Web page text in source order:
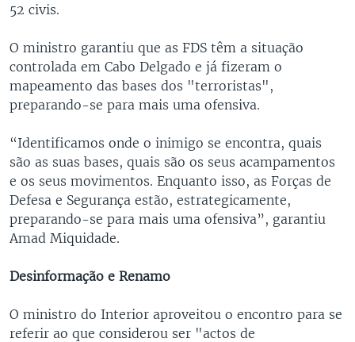
52 civis.
O ministro garantiu que as FDS têm a situação
controlada em Cabo Delgado e já fizeram o
mapeamento das bases dos "terroristas",
preparando-se para mais uma ofensiva.
“Identificamos onde o inimigo se encontra, quais
são as suas bases, quais são os seus acampamentos
e os seus movimentos. Enquanto isso, as Forças de
Defesa e Segurança estão, estrategicamente,
preparando-se para mais uma ofensiva”, garantiu
Amad Miquidade.
Desinformação e Renamo
O ministro do Interior aproveitou o encontro para se
referir ao que considerou ser "actos de